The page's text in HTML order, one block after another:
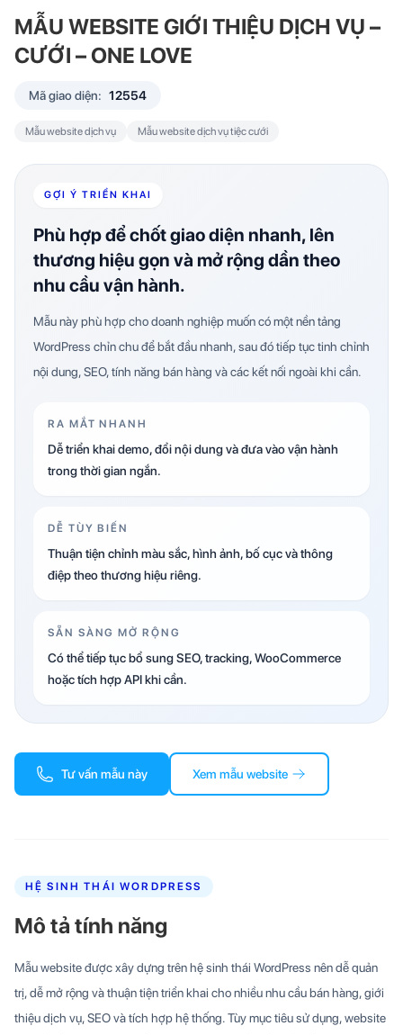
MẪU WEBSITE GIỚI THIỆU DỊCH VỤ –
CƯỚI – ONE LOVE
Mã giao diện: 12554
Mẫu website dịch vụ Mẫu website dịch vụ tiệc cưới
GỢI Ý TRIỂN KHAI
Phù hợp để chốt giao diện nhanh, lên
thương hiệu gọn và mở rộng dần theo
nhu cầu vận hành.
Mẫu này phù hợp cho doanh nghiệp muốn có một nền tảng
WordPress chỉn chu để bắt đầu nhanh, sau đó tiếp tục tinh chỉnh
nội dung, SEO, tính năng bán hàng và các kết nối ngoài khi cần.
RA MẮT NHANH
Dễ triển khai demo, đổi nội dung và đưa vào vận hành
trong thời gian ngắn.
DỄ TÙY BIẾN
Thuận tiện chỉnh màu sắc, hình ảnh, bố cục và thông
điệp theo thương hiệu riêng.
SẴN SÀNG MỞ RỘNG
Có thể tiếp tục bổ sung SEO, tracking, WooCommerce
hoặc tích hợp API khi cần.
Tư vấn mẫu này Xem mẫu website
HỆ SINH THÁI WORDPRESS
Mô tả tính năng
Mẫu website được xây dựng trên hệ sinh thái WordPress nên dễ quản
trị, dễ mở rộng và thuận tiện triển khai cho nhiều nhu cầu bán hàng, giới
thiệu dịch vụ, SEO và tích hợp hệ thống. Tùy mục tiêu sử dụng, website